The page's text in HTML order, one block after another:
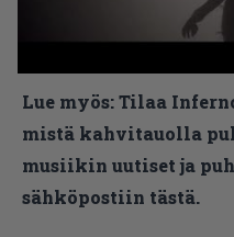
Lue myös:Tilaa
mistä kahvitauolla
musiikin uutiset ja
sähköpostiin tästä.